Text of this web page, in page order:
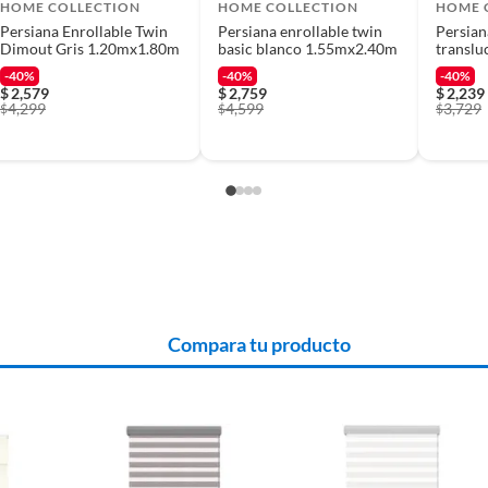
domicilio sin ningún costo. La recolección del
notificación; este tiempo puede variar en
con empaque original y en buenas condiciones).
verificará que los requisitos descritos con
HOME COLLECTION
Persiana Enrollable Twin
Dimout Gris 1.20mx1.80m
-40%
$2,579
$4,299
HOME COLLECTION
Persiana enrollable twin
basic blanco 1.55mx2.40m
-40%
$2,759
$4,599
HOME
-40%
$2,239
$3,729
Compara tu producto